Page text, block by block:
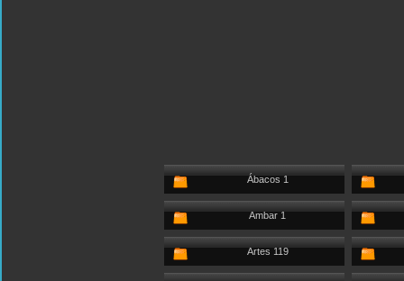
Ábacos 1
Ambar 1
Artes 119